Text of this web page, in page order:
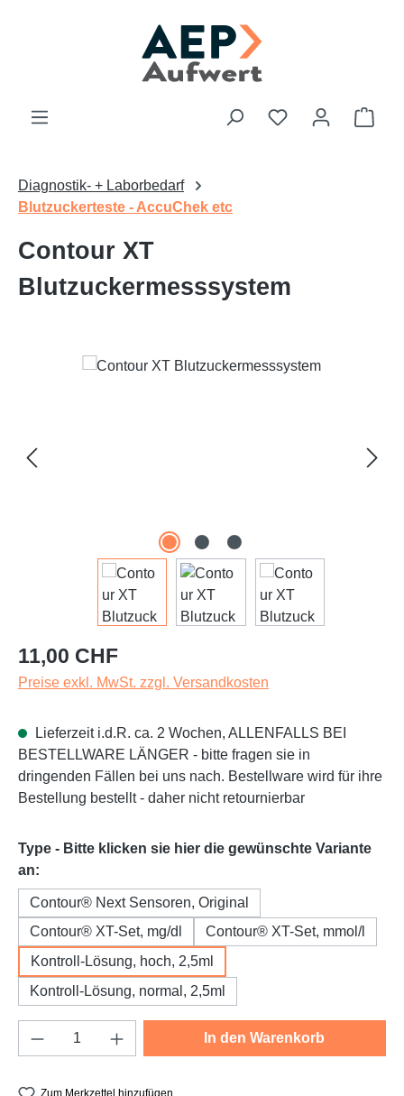
Du hast 0
Diagnostik- + Laborbedarf
Blutzuckerteste - AccuChek etc
Contour XT
Blutzuckermesssystem
Bildergalerie überspringen
Regulärer Preis:
11,00 CHF
Preise exkl. MwSt. zzgl. Versandkosten
Lieferzeit i.d.R. ca. 2 Wochen, ALLENFALLS BEI
BESTELLWARE LÄNGER - bitte fragen sie in
dringenden Fällen bei uns nach. Bestellware wird für ihre
Bestellung bestellt - daher nicht retournierbar
Type - Bitte klicken sie hier die gewünschte Variante
an:
Contour® Next Sensoren, Original
Contour® XT-Set, mg/dl
Contour® XT-Set, mmol/l
Kontroll-Lösung, hoch, 2,5ml
Kontroll-Lösung, normal, 2,5ml
Produkt Anzahl: Gib den gewünschten
In den Warenkorb
Zum Merkzettel hinzufügen